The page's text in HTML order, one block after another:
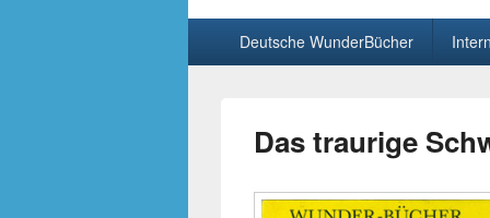
Deutsche WunderBücher
Das traurige